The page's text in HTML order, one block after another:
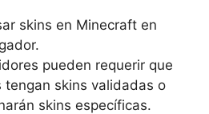
skins en⁤ Minecraft en
pueden requerir ⁣que‍
tengan skins validadas o
⁤skins específicas.